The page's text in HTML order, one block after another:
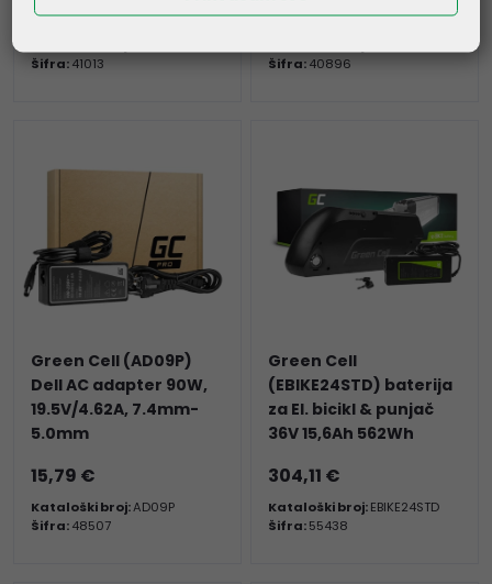
28,41 €
Šifra:41013
27,54 €
Šifra:40896
Green Cell (AD09P)
Dell AC adapter 90W,
19.5V/4.62A, 7.4mm-
5.0mm
15,79 €
Kataloški broj:AD09P
Šifra:48507
Green Cell
(EBIKE24STD) baterija
za El. bicikl & punjač
36V 15,6Ah 562Wh
304,11 €
Kataloški broj:EBIKE24STD
Šifra:55438